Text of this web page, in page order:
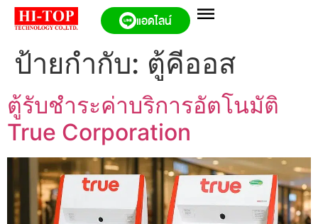
แอดไลน์
ป้ายกำกับ: ตู้คีออส
ตู้รับชำระค่าบริการอัตโนมัติ
True Corporation